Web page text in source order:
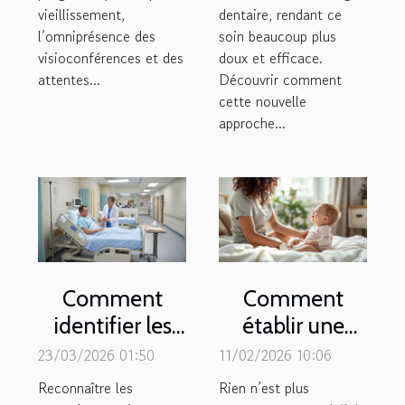
vieillissement,
l’omniprésence des
visioconférences et des
attentes...
dentaire, rendant ce
soin beaucoup plus
doux et efficace.
Découvrir comment
cette nouvelle
approche...
Comment
identifier les
symptômes
nécessitant
23/03/2026 01:50
Reconnaître les
Comment
établir une
routine de
changement
11/02/2026 10:06
Rien n’est plus